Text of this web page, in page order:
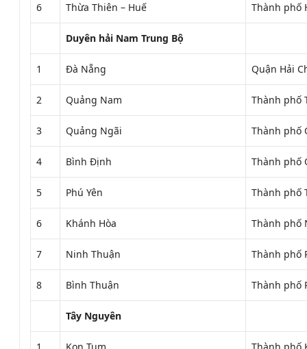
6 Thừa Thiên – Huế Thành phố
Duyên hải Nam Trung Bộ
1 Đà Nẵng Quận Hải
2 Quảng Nam Thành phố
3 Quảng Ngãi Thành phố
4 Bình Định Thành phố
5 Phú Yên Thành phố
6 Khánh Hòa Thành phố
7 Ninh Thuận Thành phố
8 Bình Thuận Thành phố
Tây Nguyên